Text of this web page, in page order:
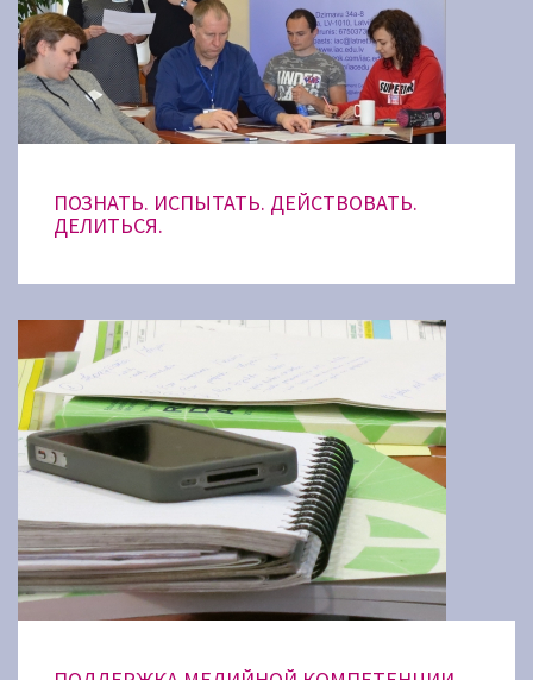
ПОЗНАТЬ. ИСПЫТАТЬ. ДЕЙСТВОВАТЬ.
ДЕЛИТЬСЯ.